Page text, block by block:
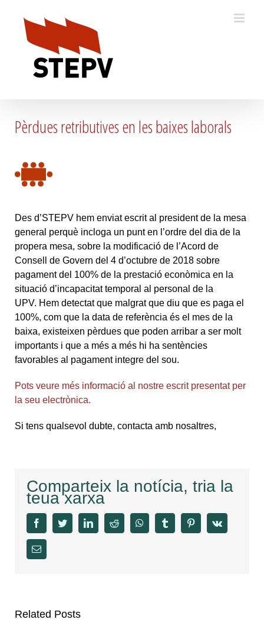
content
Pèrdues retributives en les baixes laborals
Des d’STEPV hem enviat escrit al president de la mesa
general perquè incloga un punt en l’ordre del dia de la
propera mesa, sobre la modificació de l’Acord de
Consell de Govern del 4 d’octubre de 2018 sobre
pagament del 100% de la prestació econòmica en la
situació d’incapacitat temporal al personal de la
UPV. Hem detectat que malgrat que diu que es paga el
100%, com que la data de referència és el mes de la
baixa, existeixen pèrdues que poden arribar a ser molt
importants i que a més a més hi ha sentències
favorables al pagament integre del sou.
Pots veure més informació al nostre escrit presentat per
la seu electrònica.
Si tens qualsevol dubte, contacta amb nosaltres,
Comparteix la notícia, tria la
teua xarxa
facebooktwitter linkedinreddit whatsapptumblr pinterestvk
Email
Related Posts